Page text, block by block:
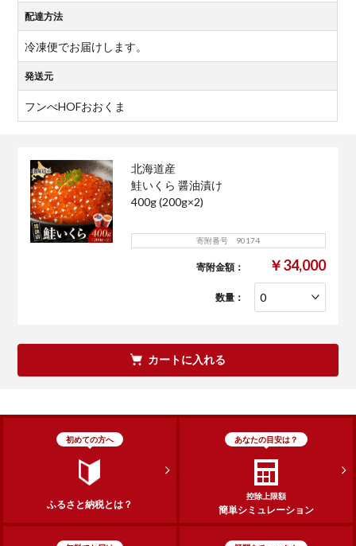
配達方法
冷凍便でお届けします。
発送元
フンべHOFおおくま
北海道産
鮭いくら 醤油漬け
400g (200g×2)
寄附番号 90174
寄附金額： ￥34,000
数量：
カートに入れる
初めての方へ
ふるさと納税とは？
あなたの目安は？
控除上限額
簡単シミュレーション